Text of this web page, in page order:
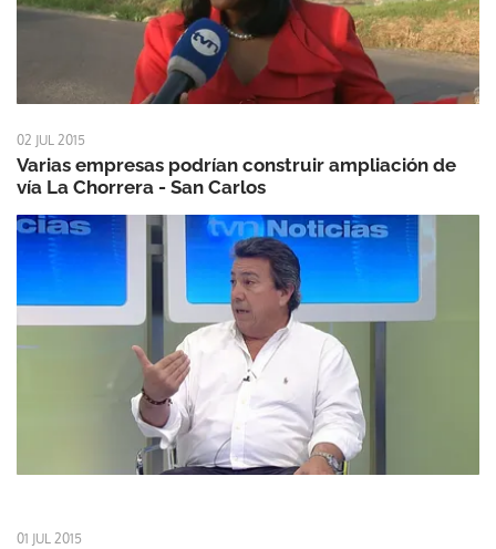
02 JUL 2015
Varias empresas podrían construir ampliación de
vía La Chorrera - San Carlos
01 JUL 2015